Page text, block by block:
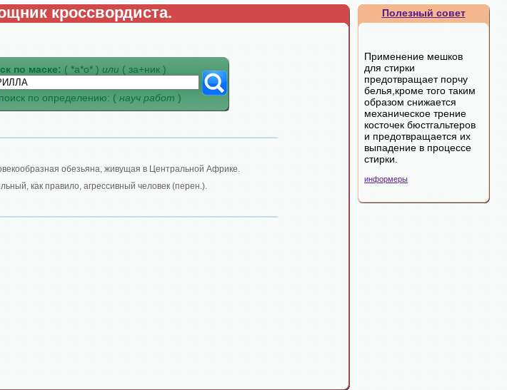
кроссвордиста.
по маске: ( *а*о* ) или ( за+ник )
поиск по определению: ( науч работ )
обезьяна, живущая в Центральной Африке.
как правило, агрессивный человек (перен.).
Полезный совет
Применение мешков
для стирки
предотвращает порчу
белья,кроме того таким
образом снижается
механическое трение
косточек бюстгальтеров
и предотвращается их
выпадение в процессе
стирки.
информеры